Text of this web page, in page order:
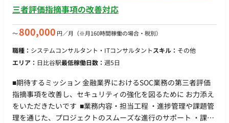
google Meet・docker
三者評価指摘事項の改善対応
〜800,000 円／月 （※月160時間稼働の場合・税別）
職種： システムコンサルタント・ITコンサルタントスキル： その他
エリア： 日比谷駅最低稼働日数： 週5日
■期待するミッション 金融業界におけるSOC業務の第三者評価
指摘事項を改善し、セキュリティの強化を図るために お力添え
をいただきたいです ■業務内容・担当工程 ・進捗管理や課題管
理を通じた、プロジェクトのスムーズな進行のサポート ・課題